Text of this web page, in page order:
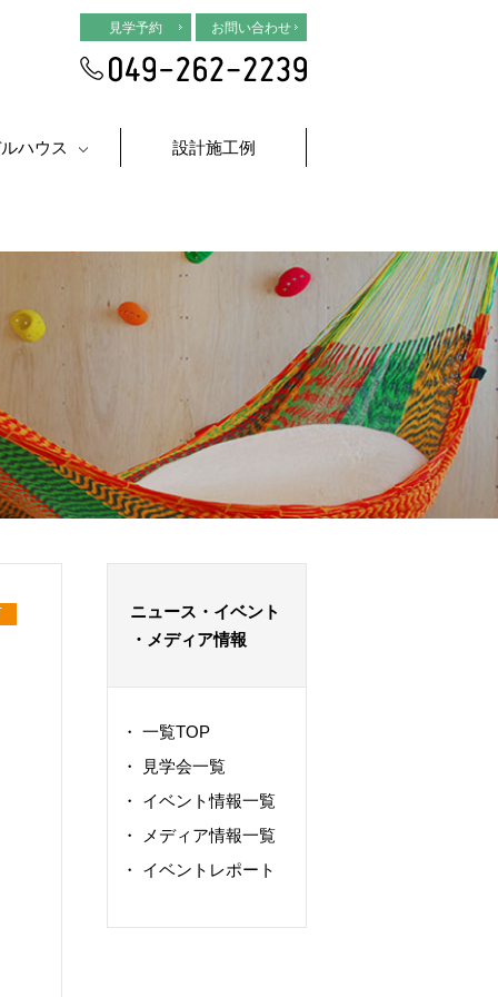
見学予約 お問い合わせ
ハウス 設計施工例
ニュース・イベント
・メディア情報
・ 一覧TOP
・
見学会一覧
・ イベント情報一覧
・
メディア情報一覧
・ イベントレポート